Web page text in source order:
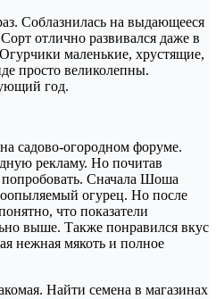
Соблазнилась на выдающееся
отлично развивался даже в
маленькие, хрустящие,
просто великолепны.
год.
садово-огородном форуме.
рекламу. Но почитав
Сначала Шоша
огурец. Но после
что показатели
выше. Также понравился вкус
нежная мякоть и полное
Найти семена в магазинах